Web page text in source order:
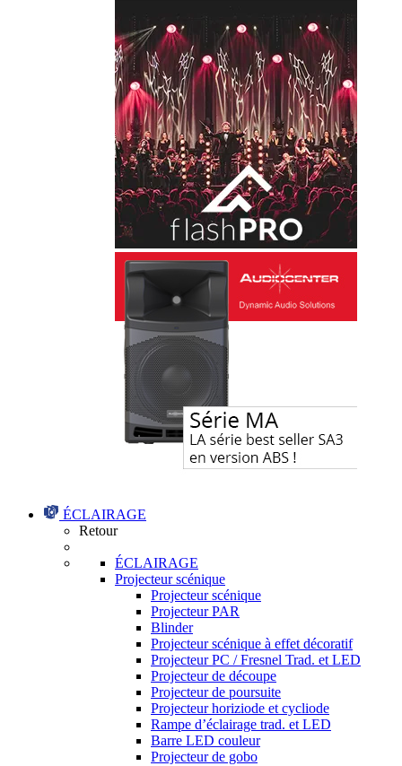
ÉCLAIRAGE
Retour
ÉCLAIRAGE
Projecteur scénique
Projecteur scénique
Projecteur PAR
Blinder
Projecteur scénique à effet décoratif
Projecteur PC / Fresnel Trad. et LED
Projecteur de découpe
Projecteur de poursuite
Projecteur horiziode et cycliode
Rampe d’éclairage trad. et LED
Barre LED couleur
Projecteur de gobo